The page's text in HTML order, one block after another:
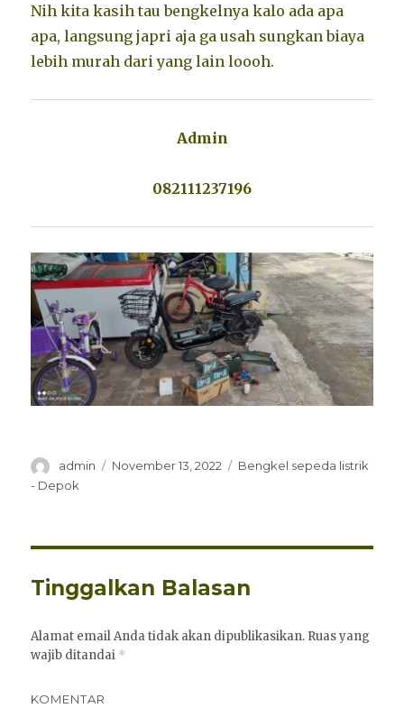
Nih kita kasih tau bengkelnya kalo ada apa
apa, langsung japri aja ga usah sungkan biaya
lebih murah dari yang lain loooh.
Admin
082111237196
Penulis
admin
Diposkan
November 13, 2022 Kategori
Bengkel sepeda listrik
- Depok
Tinggalkan Balasan
Alamat email Anda tidak akan dipublikasikan. Ruas yang
wajib ditandai *
KOMENTAR